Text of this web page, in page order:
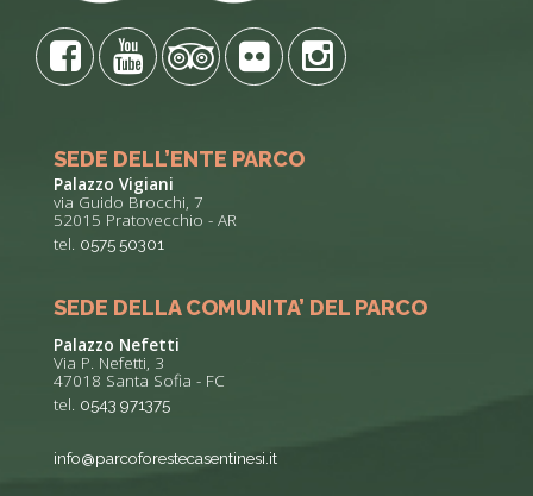
SEDE DELL’ENTE PARCO
Palazzo Vigiani
via Guido Brocchi, 7
52015 Pratovecchio - AR
tel. 0575 50301
SEDE DELLA COMUNITA’ DEL PARCO
Palazzo Nefetti
Via P. Nefetti, 3
47018 Santa Sofia - FC
tel. 0543 971375
info@parcoforestecasentinesi.it